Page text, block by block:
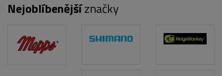
Nejoblíbenějšíznačky